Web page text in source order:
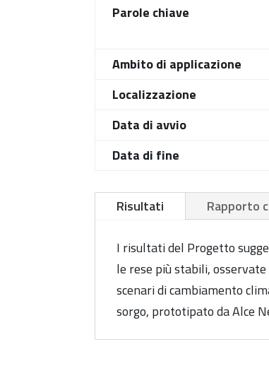
Parole chiave
Ambito di applicazione
Localizzazione
Data di avvio
Data di fine
Risultati Rapporto
I risultati del Progetto
le rese più stabili,
scenari di cambiamento
sorgo, prototipato da Alce